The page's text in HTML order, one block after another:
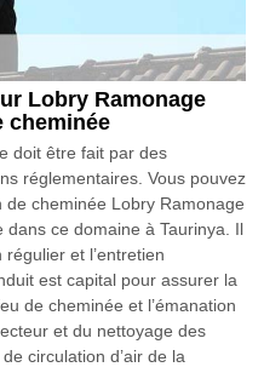
Lobry Ramonage
cheminée
doit être fait par des
réglementaires. Vous pouvez
cheminée Lobry Ramonage
dans ce domaine à Taurinya. Il
et l’entretien
est capital pour assurer la
de cheminée et l’émanation
et du nettoyage des
circulation d’air de la